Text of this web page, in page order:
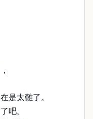
是太難了。
吧。